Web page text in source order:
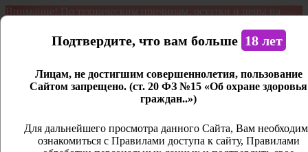
Внимание! По техническим причинам, остатки и цены на
является демонстрационным. Дистанционная продажа не
Открыть сайдбар
Личный кабинет
Закрыть
Подтвердите, что вам больше 18 лет
Лицам, не достигшим совершеннолетия, пользование
Сайтом запрещено. (ст. 20 ФЗ №15 «Об охране здоровья
граждан..»)
Для дальнейшего просмотра данного Сайта, Вам
ознакомиться с Правилами доступа к сайту, Правилами